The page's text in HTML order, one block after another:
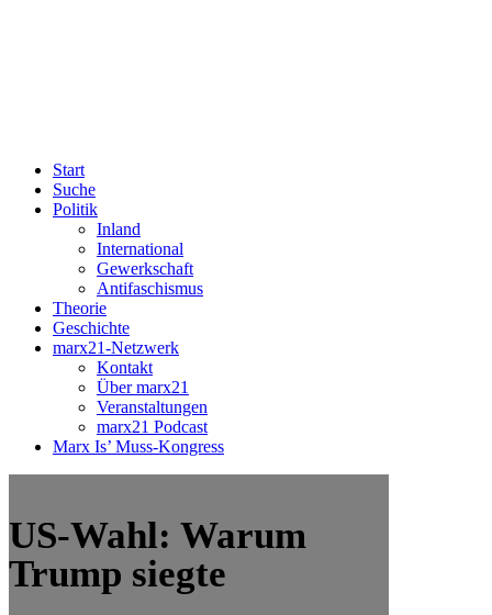
Start
Suche
Politik
Inland
International
Gewerkschaft
Antifaschismus
Theorie
Geschichte
marx21-Netzwerk
Kontakt
Über marx21
Veranstaltungen
marx21 Podcast
Marx Is’ Muss-Kongress
US-Wahl: Warum
Trump siegte